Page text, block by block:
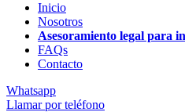
Inicio
Nosotros
Asesoramiento legal para
FAQs
Contacto
Whatsapp
Llamar por teléfono